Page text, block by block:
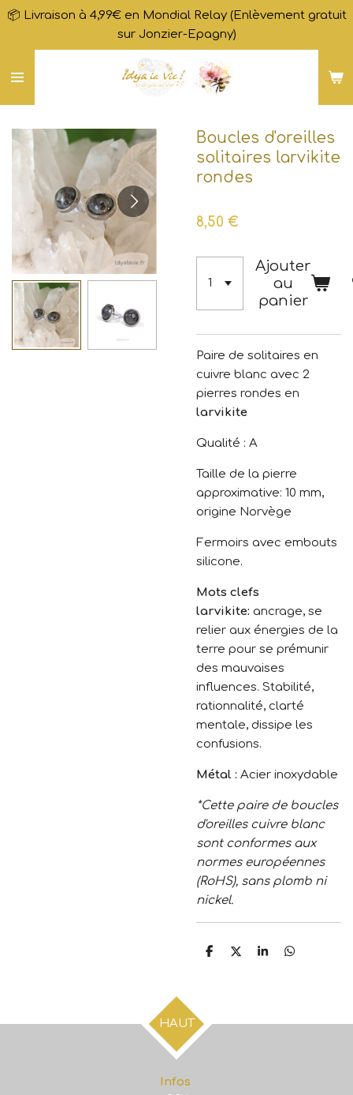
Passer
contenu
principal
📦 Livraison à 4,99€ en Mondial Relay (Enlèvement gratuit
sur Jonzier-Epagny)
Boucles d'oreilles
solitaires larvikite
rondes
8,50 €
Ajouter
au
panier
Paire de solitaires en
cuivre blanc avec 2
pierres rondes en
larvikite
Qualité : A
Taille de la pierre
approximative: 10 mm,
origine Norvège
Fermoirs avec embouts
silicone.
Mots clefs
larvikite: ancrage, se
relier aux énergies de la
terre pour se prémunir
des mauvaises
influences. Stabilité,
rationnalité, clarté
mentale, dissipe les
confusions.
Métal : Acier inoxydable
*Cette paire de boucles
d'oreilles cuivre blanc
sont conformes aux
normes européennes
(RoHS), sans plomb ni
nickel.
P
e
P
e
P
e
P
e
HAUT
Infos